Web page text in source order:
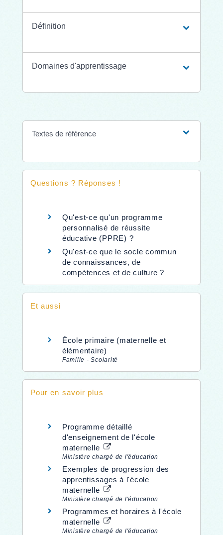
Définition
Domaines d'apprentissage
Textes de référence
Questions ? Réponses !
Qu'est-ce qu'un programme
personnalisé de réussite
éducative (PPRE) ?
Qu'est-ce que le socle commun
de connaissances, de
compétences et de culture ?
Et aussi
École primaire (maternelle et
élémentaire)
Famille - Scolarité
Pour en savoir plus
Programme détaillé
d'enseignement de l'école
maternelle
Ministère chargé de l'éducation
Exemples de progression des
apprentissages à l'école
maternelle
Ministère chargé de l'éducation
Programmes et horaires à l'école
maternelle
Ministère chargé de l'éducation